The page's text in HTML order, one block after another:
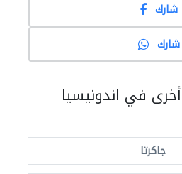
شارك
شارك
في اندونيسيا
جاكرتا